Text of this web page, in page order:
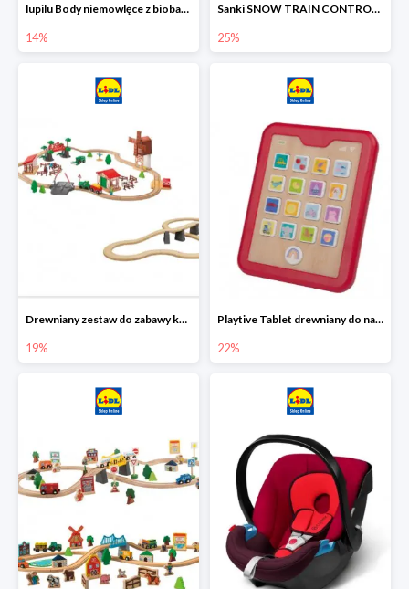
lupilu Body niemowlęce z biobawełny
14%
Sanki SNOW TRAIN CONTROL -25%
25%
Drewniany zestaw do zabawy kolejką - farma i wiadukt
19%
Playtive Tablet drewniany do nauki, interaktywny
22%